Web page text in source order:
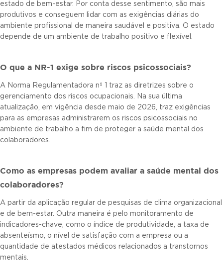
estado de bem-estar. Por conta desse sentimento, são mais
produtivos e conseguem lidar com as exigências diárias do
ambiente profissional de maneira saudável e positiva. O estado
depende de um ambiente de trabalho positivo e flexível.
O que a NR-1 exige sobre riscos psicossociais?
A Norma Regulamentadora nº 1 traz as diretrizes sobre o
gerenciamento dos riscos ocupacionais. Na sua última
atualização, em vigência desde maio de 2026, traz exigências
para as empresas administrarem os riscos psicossociais no
ambiente de trabalho a fim de proteger a saúde mental dos
colaboradores.
Como as empresas podem avaliar a saúde mental dos
colaboradores?
A partir da aplicação regular de pesquisas de clima organizacional
e de bem-estar. Outra maneira é pelo monitoramento de
indicadores-chave, como o índice de produtividade, a taxa de
absenteísmo, o nível de satisfação com a empresa ou a
quantidade de atestados médicos relacionados a transtornos
mentais.